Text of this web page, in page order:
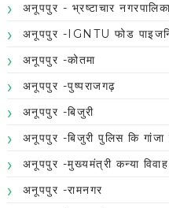
अनूपपुर - भ्रष्टाचार
अनूपपुर -IGNTU फोड
अनूपपुर -कोतमा
अनूपपुर -पुष्पराजगढ़
अनूपपुर -बिजुरी
अनूपपुर -बिजुरी पुलिस कि गांजा
अनूपपुर -मुख्यमंत्री कन्या विवाह
अनूपपुर -रामनगर